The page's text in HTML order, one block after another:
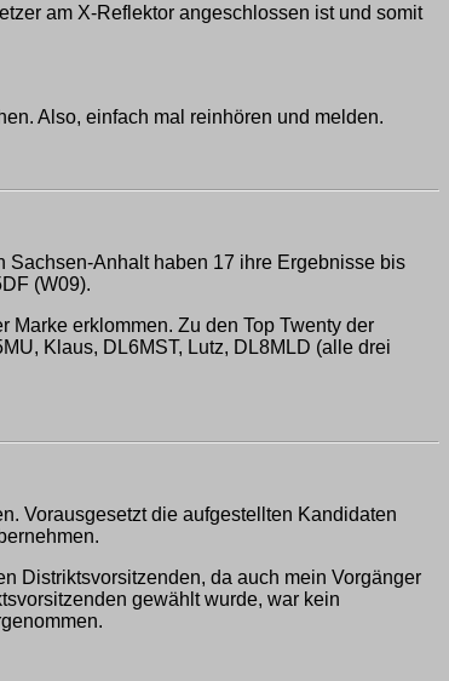
am X-Reflektor angeschlossen ist und somit
Also, einfach mal reinhören und melden.
Sachsen-Anhalt haben 17 ihre Ergebnisse bis
(W09).
erklommen. Zu den Top Twenty der
Klaus, DL6MST, Lutz, DL8MLD (alle drei
Vorausgesetzt die aufgestellten Kandidaten
Distriktsvorsitzenden, da auch mein Vorgänger
gewählt wurde, war kein